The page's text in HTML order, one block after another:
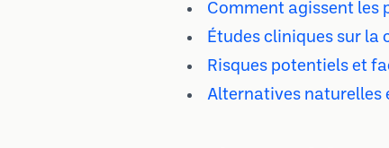
Comment agissent les
Études cliniques sur la
Risques potentiels et
Alternatives naturelles